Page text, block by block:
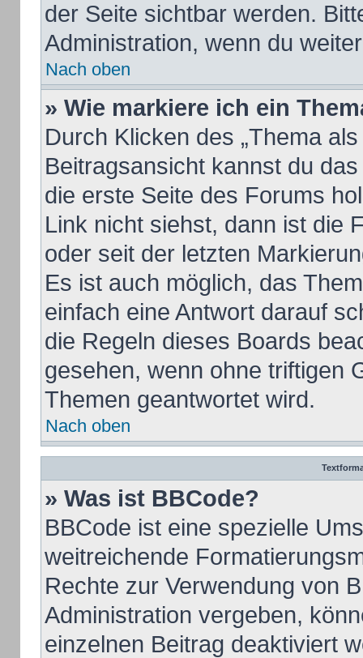
der Seite sichtbar werden.
Administration, wenn du
Nach oben
» Wie markiere ich ein
Durch Klicken des „Thema
Beitragsansicht kannst du
die erste Seite des Forums
Link nicht siehst, dann ist die
oder seit der letzten
Es ist auch möglich, das
einfach eine Antwort darauf
die Regeln dieses Boards
gesehen, wenn ohne triftigen
Themen geantwortet wird.
Nach oben
» Was ist BBCode?
BBCode ist eine spezielle
weitreichende
Rechte zur Verwendung von
Administration vergeben,
einzelnen Beitrag deaktiviert